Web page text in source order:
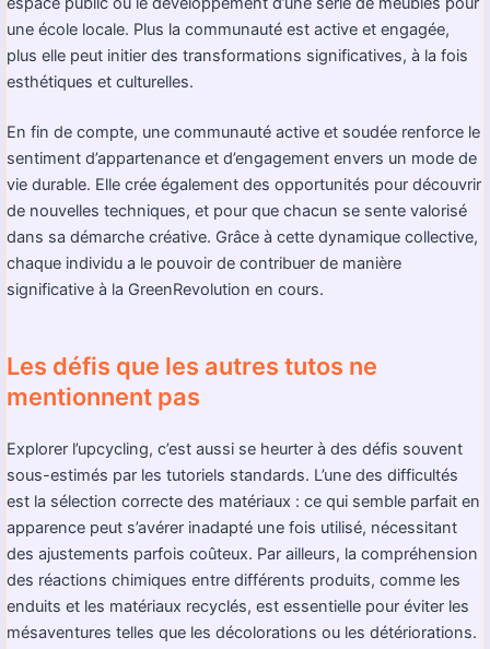
une école locale. Plus la communauté est active et engagée,
plus elle peut initier des transformations significatives, à la fois
esthétiques et culturelles.
En fin de compte, une communauté active et soudée renforce le
sentiment d’appartenance et d’engagement envers un mode de
vie durable. Elle crée également des opportunités pour découvrir
de nouvelles techniques, et pour que chacun se sente valorisé
dans sa démarche créative. Grâce à cette dynamique collective,
chaque individu a le pouvoir de contribuer de manière
significative à la GreenRevolution en cours.
Les défis que les autres tutos ne
mentionnent pas
Explorer l’upcycling, c’est aussi se heurter à des défis souvent
sous-estimés par les tutoriels standards. L’une des difficultés
est la sélection correcte des matériaux : ce qui semble parfait en
apparence peut s’avérer inadapté une fois utilisé, nécessitant
des ajustements parfois coûteux. Par ailleurs, la compréhension
des réactions chimiques entre différents produits, comme les
enduits et les matériaux recyclés, est essentielle pour éviter les
mésaventures telles que les décolorations ou les détériorations.